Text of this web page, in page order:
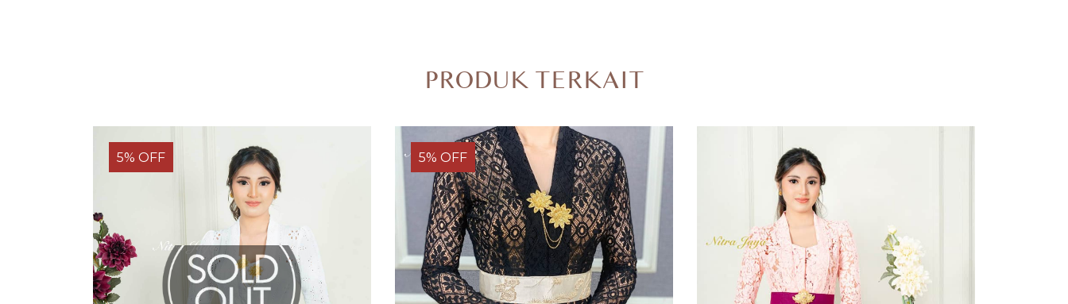
PRODUK TERKAIT
5% OFF 5% OFF